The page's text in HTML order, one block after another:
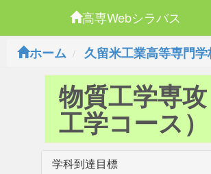
高専Webシラバス
ホーム
久留米工業高等専門学
物質工学専
工学コース）
学科到達目標